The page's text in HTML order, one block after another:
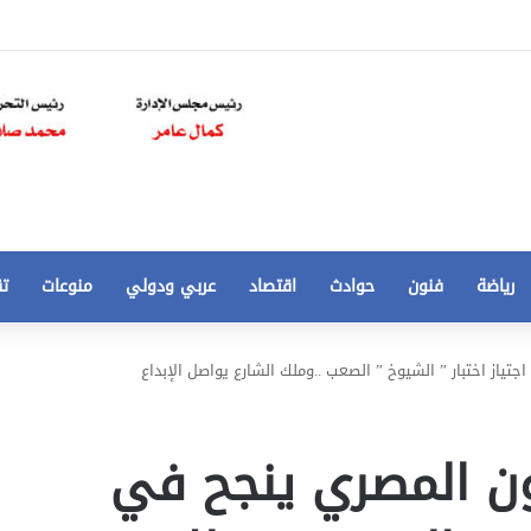
رياضة فنون حوادث اقتصاد عربي ودولي منوعات
اختبار ” الشيوخ ” الصعب ..وملك الشارع يواصل الإبداع
المصري ينجح في مخالفات
تخفيض
250
الي
21 أغسطس، 2020